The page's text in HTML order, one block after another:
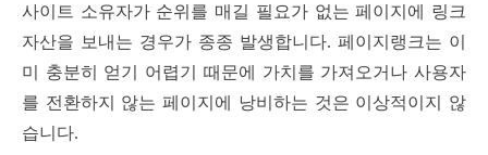
사이트 소유자가 순위를 매길 필요가 없는 페이지에 링크
자산을 보내는 경우가 종종 발생합니다. 페이지랭크는 이
미 충분히 얻기 어렵기 때문에 가치를 가져오거나 사용자
를 전환하지 않는 페이지에 낭비하는 것은 이상적이지 않
습니다.